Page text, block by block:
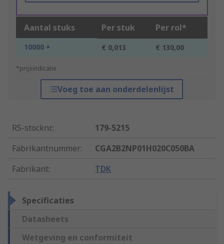
Aantal stuks Per stuk Per rol*
10000 + € 0,013 € 130,00
*prijsindicatie
Voeg toe aan onderdelenlijst
RS-stocknr.:
179-5215
Fabrikantnummer:
CGA2B2NP01H020C050BA
Fabrikant: TDK
Specificaties
Datasheets
Wetgeving en conformiteit